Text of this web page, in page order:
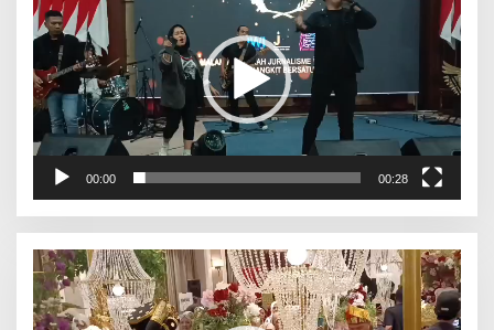
00:00 00:28
Pemutar
Video